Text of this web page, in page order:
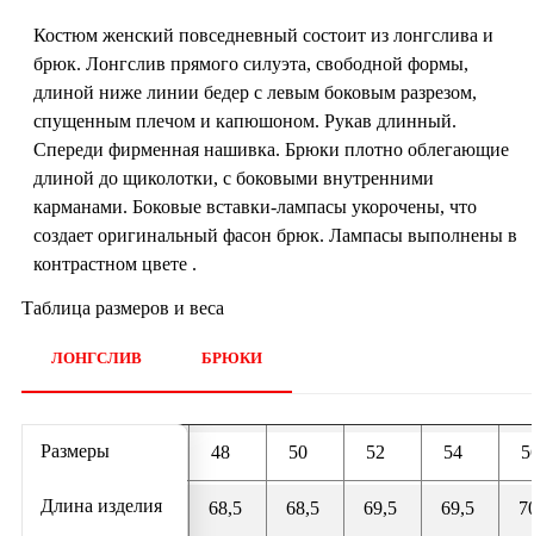
Костюм женский повседневный состоит из лонгслива и
брюк. Лонгслив прямого силуэта, свободной формы,
длиной ниже линии бедер с левым боковым разрезом,
спущенным плечом и капюшоном. Рукав длинный.
Спереди фирменная нашивка. Брюки плотно облегающие
длиной до щиколотки, с боковыми внутренними
карманами. Боковые вставки-лампасы укорочены, что
создает оригинальный фасон брюк. Лампасы выполнены в
контрастном цвете .
Таблица размеров и веса
ЛОНГСЛИВ БРЮКИ
Размеры
Длина изделия
48 50 52 54
68,5 68,5 69,5 69,5